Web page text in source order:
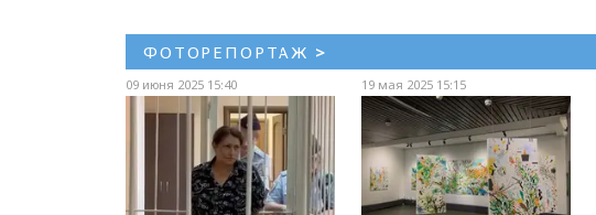
ФОТОРЕПОРТАЖ >
09 июня 2025 15:40 19 мая 2025 15:15